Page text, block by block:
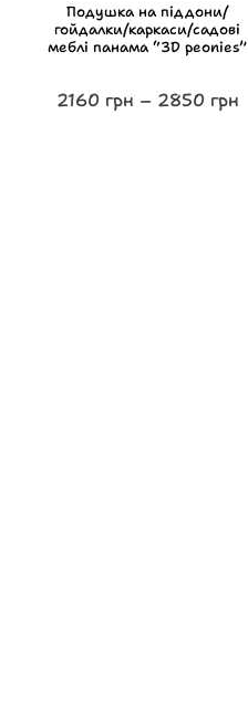
Подушка на піддони/
гойдалки/каркаси/садові
меблі панама “3D peonies”
2160 грн – 2850 грн